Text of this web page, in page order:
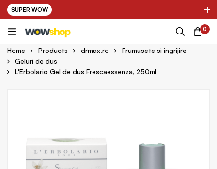
SUPER WOW
✌ Nou! Ultimii parteneri adaugati in platforma:
Farma ✌
0
Home Products drmax.ro
Frumusete si ingrijire
Geluri de dus
L'Erbolario Gel de dus Frescaessenza, 250ml